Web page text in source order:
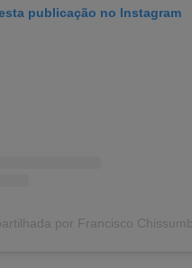
publicação no Instagram